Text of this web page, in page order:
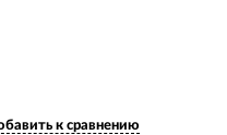
к сравнению